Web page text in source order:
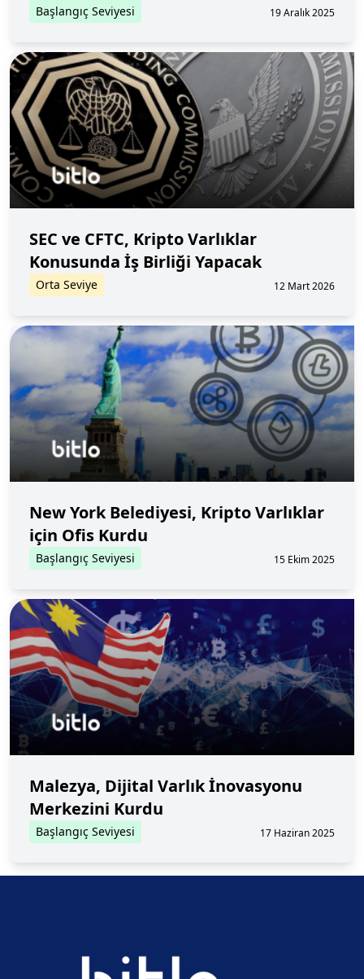
Başlangıç Seviyesi 19 Aralık 2025
SEC ve CFTC, Kripto Varlıklar
Konusunda İş Birliği Yapacak
Orta Seviye 12 Mart 2026
New York Belediyesi, Kripto Varlıklar
için Ofis Kurdu
Başlangıç Seviyesi 15 Ekim 2025
Malezya, Dijital Varlık İnovasyonu
Merkezini Kurdu
Başlangıç Seviyesi 17 Haziran 2025